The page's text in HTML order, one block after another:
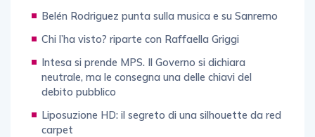
Belén Rodriguez punta sulla musica e su Sanremo
Chi l’ha visto? riparte con Raffaella Griggi
Intesa si prende MPS. Il Governo si dichiara
neutrale, ma le consegna una delle chiavi del
debito pubblico
Liposuzione HD: il segreto di una silhouette da red
carpet